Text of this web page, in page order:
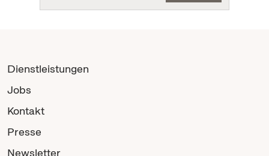
Dienstleistungen
Jobs
Kontakt
Presse
Newsletter